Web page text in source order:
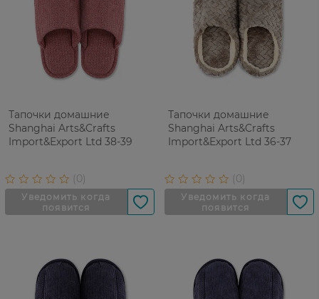
Тапочки домашние
Shanghai Arts&Crafts
Import&Export Ltd 38-39
Тапочки домашние
Shanghai Arts&Crafts
Import&Export Ltd 36-37